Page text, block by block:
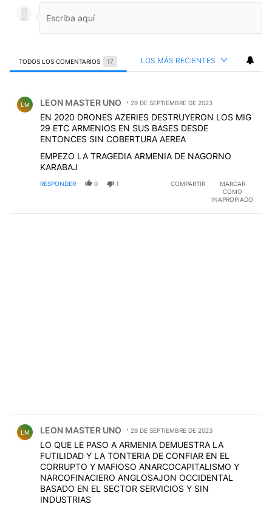
TODOS LOS COMENTARIOS 17 LOS MÁS RECIENTES
LM LEON MASTER UNO 29 DE SEPTIEMBRE DE 2023
EN 2020 DRONES AZERIES DESTRUYERON LOS MIG
29 ETC ARMENIOS EN SUS BASES DESDE
ENTONCES SIN COBERTURA AEREA
EMPEZO LA TRAGEDIA ARMENIA DE NAGORNO
KARABAJ
RESPONDER 0 1 COMPARTIR
MARCAR
COMO
INAPROPIADO
LM LEON MASTER UNO 29 DE SEPTIEMBRE DE 2023
LO QUE LE PASO A ARMENIA DEMUESTRA LA
FUTILIDAD Y LA TONTERIA DE CONFIAR EN EL
CORRUPTO Y MAFIOSO ANARCOCAPITALISMO Y
NARCOFINACIERO ANGLOSAJON OCCIDENTAL
BASADO EN EL SECTOR SERVICIOS Y SIN
INDUSTRIAS